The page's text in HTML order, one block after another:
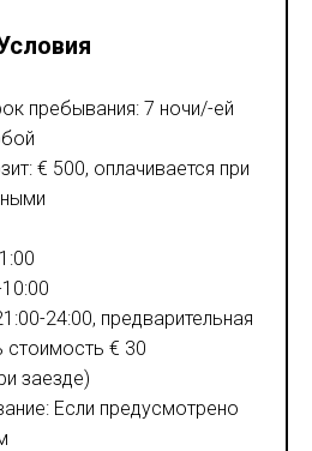
пребывания: 7 ночи/-ей
€ 500, оплачивается при
24:00, предварительная
стоимость € 30
заезде)
Если предусмотрено